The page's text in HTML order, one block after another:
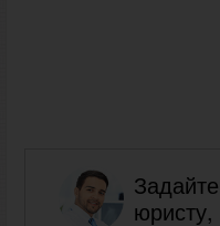
юристу,